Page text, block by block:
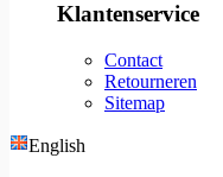
Klantenservice
Contact
Retourneren
Sitemap
English